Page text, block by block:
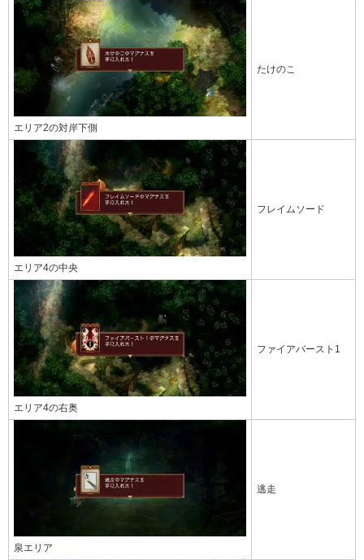
エリア2の対岸下側
たけのこ
エリア4の中央
フレイムソード
エリア4の右奥
ファイアバースト1
泉エリア
逃走